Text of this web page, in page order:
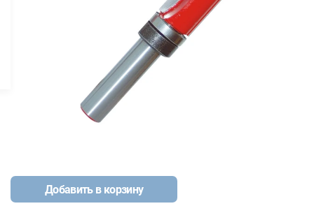
Добавить в корзину